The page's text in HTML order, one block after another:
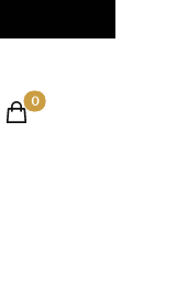
Produkty w